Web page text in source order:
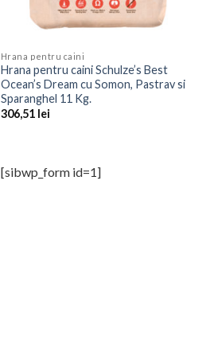
Hrana pentru caini
Hrana pentru caini Schulze’s Best
Ocean’s Dream cu Somon, Pastrav si
Sparanghel 11 Kg.
306,51 lei
[sibwp_form id=1]